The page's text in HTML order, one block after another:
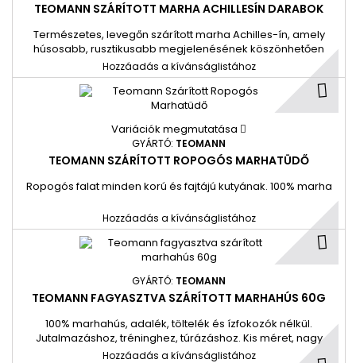
TEOMANN SZÁRÍTOTT MARHA ACHILLESÍN DARABOK
Természetes, levegőn szárított marha Achilles-ín, amely
húsosabb, rusztikusabb megjelenésének köszönhetően
különösen izgalmas rágási élményt nyújt. Magas
kollagéntartalma támogatja az ízületeket, miközben segíthet
a fogak tisztán tartásában.
Hozzáadás a kívánságlistához
Variációk megmutatása
GYÁRTÓ: TEOMANN
TEOMANN SZÁRÍTOTT ROPOGÓS MARHATÜDŐ
Ropogós falat minden korú és fajtájú kutyának. 100% marha
Hozzáadás a kívánságlistához
GYÁRTÓ: TEOMANN
TEOMANN FAGYASZTVA SZÁRÍTOTT MARHAHÚS 60G
100% marhahús, adalék, töltelék és ízfokozók nélkül.
Jutalmazáshoz, tréninghez, túrázáshoz. Kis méret, nagy
beltartalom. Kb. 200g nyershúsnak felel meg.
Hozzáadás a kívánságlistához